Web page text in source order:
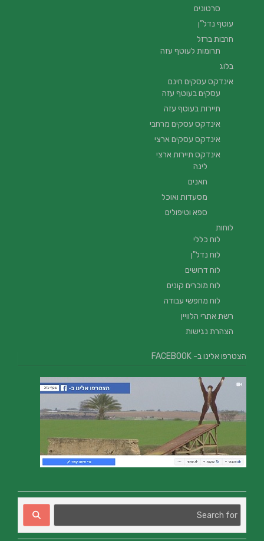
סרטונים
עוטף נדל”ן
חרבות ברזל
תרומות לעוטף עזה
בלוג
אינדקס עסקים חינם
עסקים בעוטף עזה
תיירות בעוטף עזה
אינדקס עסקים מרחבי
אינדקס עסקים ארצי
אינדקס תיירות ארצי
לינה
חאנים
מסעדות ואוכל
ספא וטיפולים
לוחות
לוח כללי
לוח נדל"ן
לוח דרושים
לוח מוכרים קונים
לוח מחפשי עבודה
רשת אתרי הלוויין
הצהרת נגישות
הצטרפו אלינו ב- FACEBOOK